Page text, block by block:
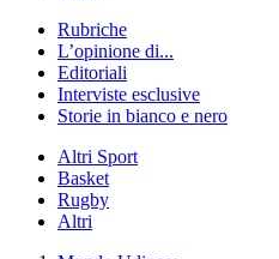
Rubriche
L’opinione di...
Editoriali
Interviste esclusive
Storie in bianco e nero
Altri Sport
Basket
Rugby
Altri